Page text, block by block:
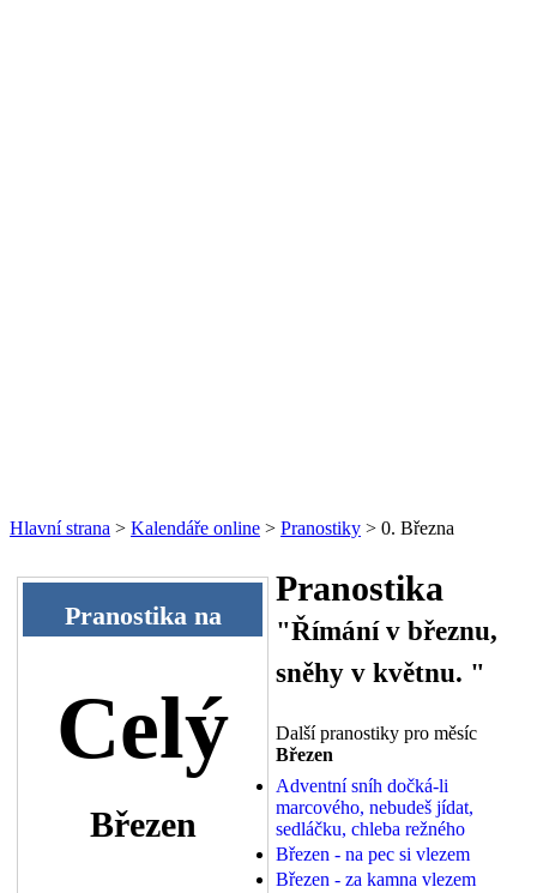
Hlavní strana > Kalendáře online > Pranostiky > 0. Března
Pranostika na
Celý
Březen
Pranostika
"Římání v březnu,
sněhy v květnu. "
Další pranostiky pro měsíc
Březen
Adventní sníh dočká-li
marcového, nebudeš jídat,
sedláčku, chleba režného
Březen - na pec si vlezem
Březen - za kamna vlezem